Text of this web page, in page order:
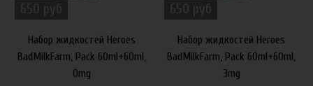
650 руб
Набор жидкостей Heroes
BadMilkFarm, Pack 60ml+60ml,
0mg
650 руб
Набор жидкостей Heroes
BadMilkFarm, Pack 60ml+60ml,
3mg